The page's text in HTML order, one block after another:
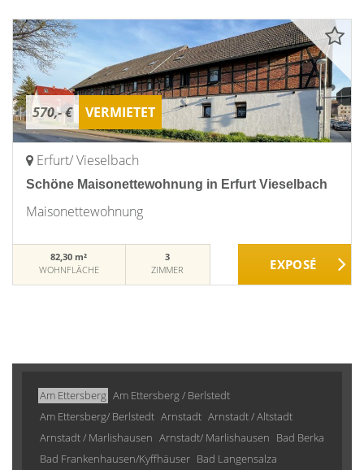
570,- € VERMIETET
Erfurt/ Vieselbach
Schöne Maisonettewohnung in Erfurt Vieselbach
Maisonettewohnung
82,30 m²
WOHNFLÄCHE
3
ZIMMER
Am Ettersberg Am Ettersberg / Berlstedt
Am Ettersberg/ Berlstedt Arnstadt Arnstadt / Altstadt
Arnstadt / Marlishausen Arnstadt/ Marlishausen Bad Berka
Bad Frankenhausen/Kyffhäuser Bad Langensalza